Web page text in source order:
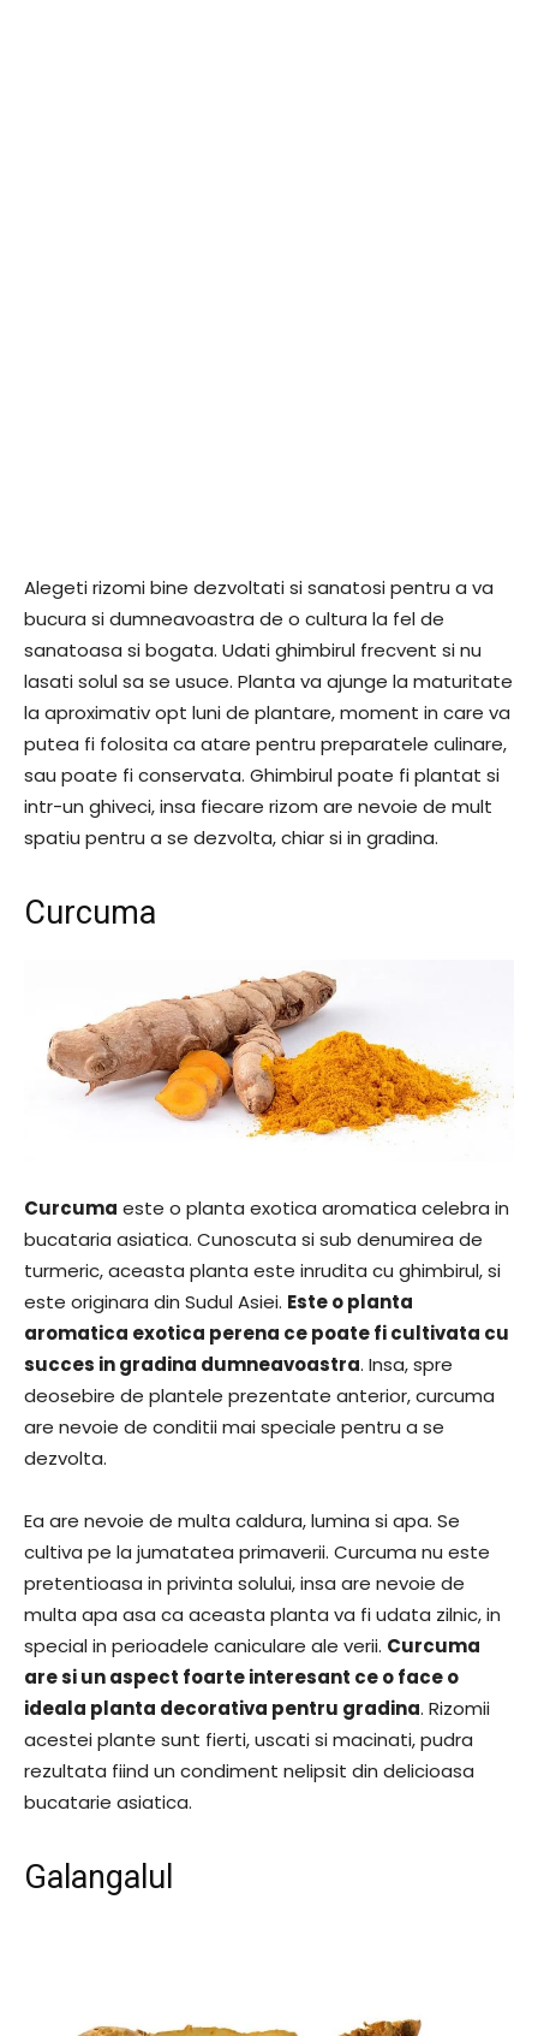
Alegeti rizomi bine dezvoltati si sanatosi pentru a va
bucura si dumneavoastra de o cultura la fel de
sanatoasa si bogata. Udati ghimbirul frecvent si nu
lasati solul sa se usuce. Planta va ajunge la maturitate
la aproximativ opt luni de plantare, moment in care va
putea fi folosita ca atare pentru preparatele culinare,
sau poate fi conservata. Ghimbirul poate fi plantat si
intr-un ghiveci, insa fiecare rizom are nevoie de mult
spatiu pentru a se dezvolta, chiar si in gradina.
Curcuma
Curcuma este o planta exotica aromatica celebra in
bucataria asiatica. Cunoscuta si sub denumirea de
turmeric, aceasta planta este inrudita cu ghimbirul, si
este originara din Sudul Asiei. Este o planta
aromatica exotica perena ce poate fi cultivata cu
succes in gradina dumneavoastra. Insa, spre
deosebire de plantele prezentate anterior, curcuma
are nevoie de conditii mai speciale pentru a se
dezvolta.
Ea are nevoie de multa caldura, lumina si apa. Se
cultiva pe la jumatatea primaverii. Curcuma nu este
pretentioasa in privinta solului, insa are nevoie de
multa apa asa ca aceasta planta va fi udata zilnic, in
special in perioadele caniculare ale verii. Curcuma
are si un aspect foarte interesant ce o face o
ideala planta decorativa pentru gradina. Rizomii
acestei plante sunt fierti, uscati si macinati, pudra
rezultata fiind un condiment nelipsit din delicioasa
bucatarie asiatica.
Galangalul